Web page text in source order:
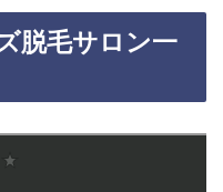
脱毛サロン一